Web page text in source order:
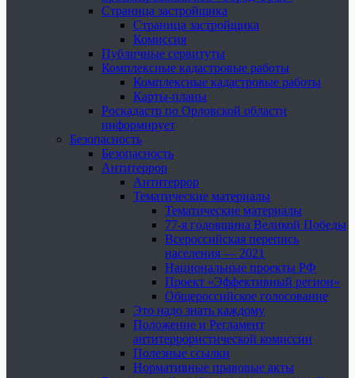
Страница застройщика
Страница застройщика
Комиссия
Публичные сервитуты
Комплексные кадастровые работы
Комплексные кадастровые работы
Карты-планы
Роскадастр по Орловской области
информирует
Безопасность
Безопасность
Антитеррор
Антитеррор
Тематические материалы
Тематические материалы
77-я годовщина Великой Победы
Всероссийская перепись
населения — 2021
Национальные проекты РФ
Проект «Эффективный регион»
Общероссийское голосование
Это надо знать каждому
Положение и Регламент
антитеррористической комиссии
Полезные ссылки
Нормативные правовые акты